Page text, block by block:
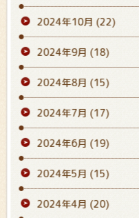
2024年10月 (22)
2024年9月 (18)
2024年8月 (15)
2024年7月 (17)
2024年6月 (19)
2024年5月 (15)
2024年4月 (20)